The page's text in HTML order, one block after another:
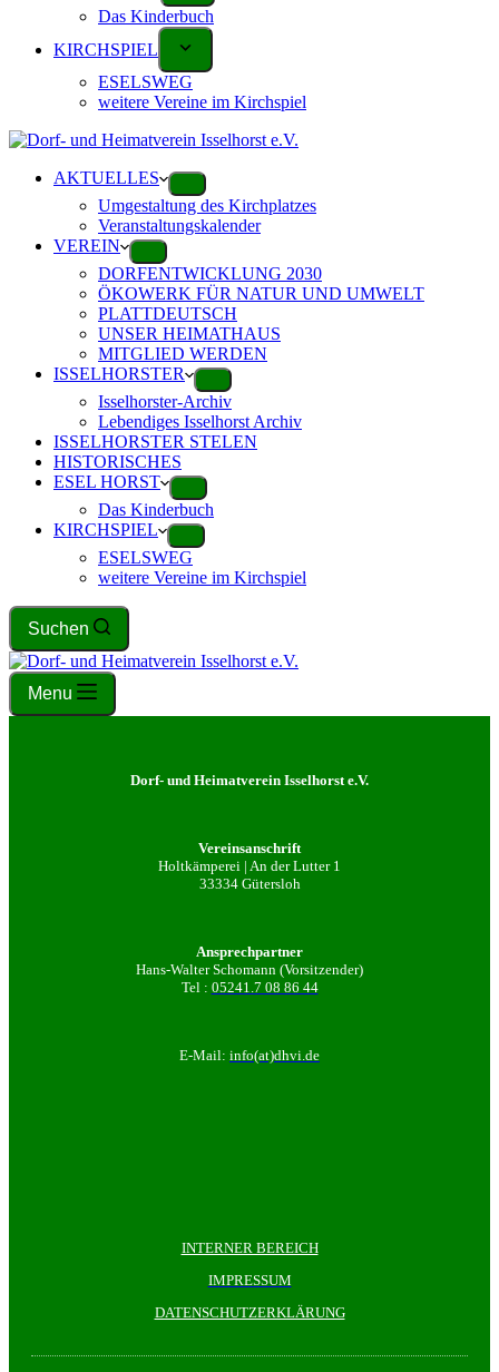
Das Kinderbuch
KIRCHSPIEL
ESELSWEG
weitere Vereine im Kirchspiel
AKTUELLES
Umgestaltung des Kirchplatzes
Veranstaltungskalender
VEREIN
DORFENTWICKLUNG 2030
ÖKOWERK FÜR NATUR UND UMWELT
PLATTDEUTSCH
UNSER HEIMATHAUS
MITGLIED WERDEN
ISSELHORSTER
Isselhorster-Archiv
Lebendiges Isselhorst Archiv
ISSELHORSTER STELEN
HISTORISCHES
ESEL HORST
Das Kinderbuch
KIRCHSPIEL
ESELSWEG
weitere Vereine im Kirchspiel
Suchen
Menu
Dorf- und Heimatverein Isselhorst e.V.
Vereinsanschrift
Holtkämperei | An der Lutter 1
33334 Gütersloh
Ansprechpartner
Hans-Walter Schomann (Vorsitzender)
Tel : 05241.7 08 86 44
E-Mail: info(at)dhvi.de
INTERNER BEREICH
IMPRESSUM
DATENSCHUTZERKLÄRUNG